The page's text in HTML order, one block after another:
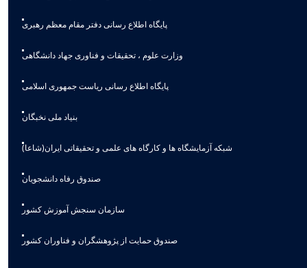
پایگاه اطلاع رسانی دفتر مقام معظم رهبری
وزارت علوم ، تحقیقات و فناوری جهاد دانشگاهی
پایگاه اطلاع رسانی ریاست جمهوری اسلامی
بنیاد ملی نخبگان
شبکه آزمایشگاه ها و کارگاه های علمی و تحقیقاتی ایران(شاعا)
صندوق رفاه دانشجویان
سازمان سنجش آموزش کشور
صندوق حمایت از پژوهشگران و فناوران کشور